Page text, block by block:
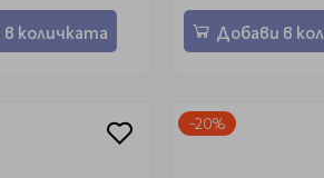
количката Добави в
-20%